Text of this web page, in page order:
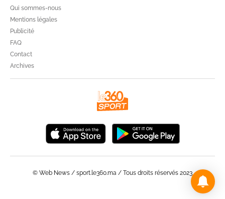
Qui sommes-nous
Mentions légales
Publicité
FAQ
Contact
Archives
© Web News / sport.le360.ma / Tous droits réservés 2023